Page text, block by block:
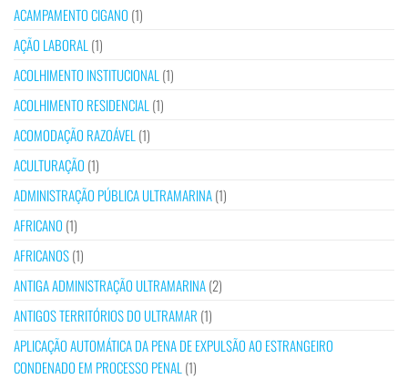
ACAMPAMENTO CIGANO (1)
AÇÃO LABORAL (1)
ACOLHIMENTO INSTITUCIONAL (1)
ACOLHIMENTO RESIDENCIAL (1)
ACOMODAÇÃO RAZOÁVEL (1)
ACULTURAÇÃO (1)
ADMINISTRAÇÃO PÚBLICA ULTRAMARINA(1)
AFRICANO (1)
AFRICANOS(1)
ANTIGA ADMINISTRAÇÃO ULTRAMARINA(2)
ANTIGOS TERRITÓRIOS DO ULTRAMAR (1)
APLICAÇÃO AUTOMÁTICA DA PENA DE EXPULSÃO AO ESTRANGEIRO
CONDENADO EM PROCESSO PENAL (1)